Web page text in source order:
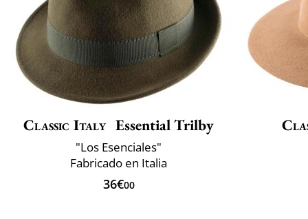
Classic Italy Essential Trilby
"Los Esenciales"
Fabricado en Italia
36€00